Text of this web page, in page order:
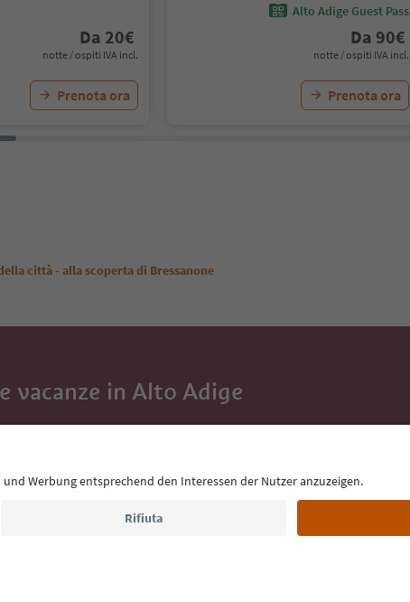
Da 20€
notte / ospiti IVA incl.
Prenota ora
Alto Adige Guest Pass
Da 90€
notte / ospiti IVA incl.
Prenota ora
città - alla scoperta di Bressanone
vacanze in Alto Adige
ricevi consigli per le tue vacanze,